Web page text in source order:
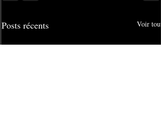
Posts récents Voir tout